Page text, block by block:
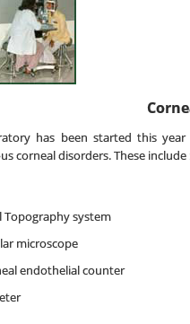
has been started this
corneal disorders. These include
Topography system
microscope
endothelial counter